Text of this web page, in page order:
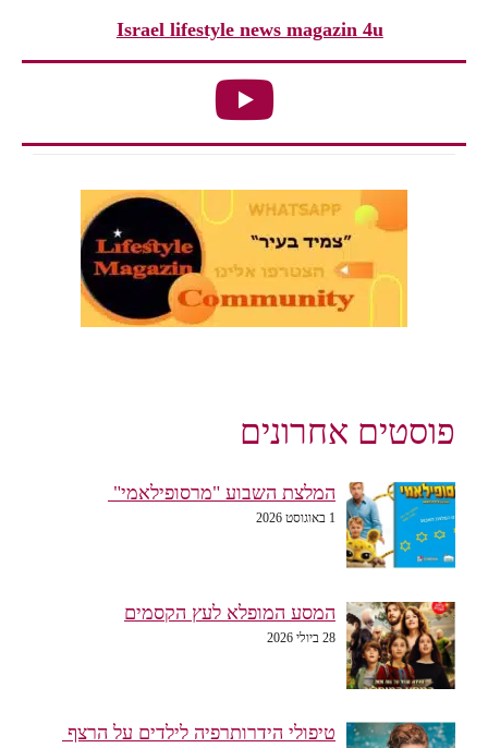
Israel lifestyle news magazin 4u
פוסטים אחרונים
המלצת השבוע "מרסופילאמי"
1 באוגוסט 2026
המסע המופלא לעץ הקסמים
28 ביולי 2026
טיפולי הידרותרפיה לילדים על הרצף